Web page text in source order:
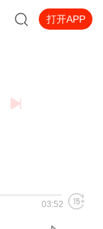
打开APP
03:52